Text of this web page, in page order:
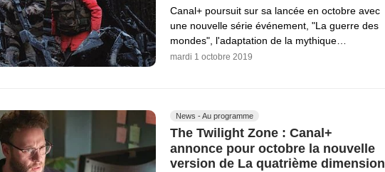
Canal+ poursuit sur sa lancée en octobre avec
une nouvelle série événement, "La guerre des
mondes", l'adaptation de la mythique…
mardi 1 octobre 2019
News - Au programme
The Twilight Zone : Canal+
annonce pour octobre la nouvelle
version de La quatrième dimension